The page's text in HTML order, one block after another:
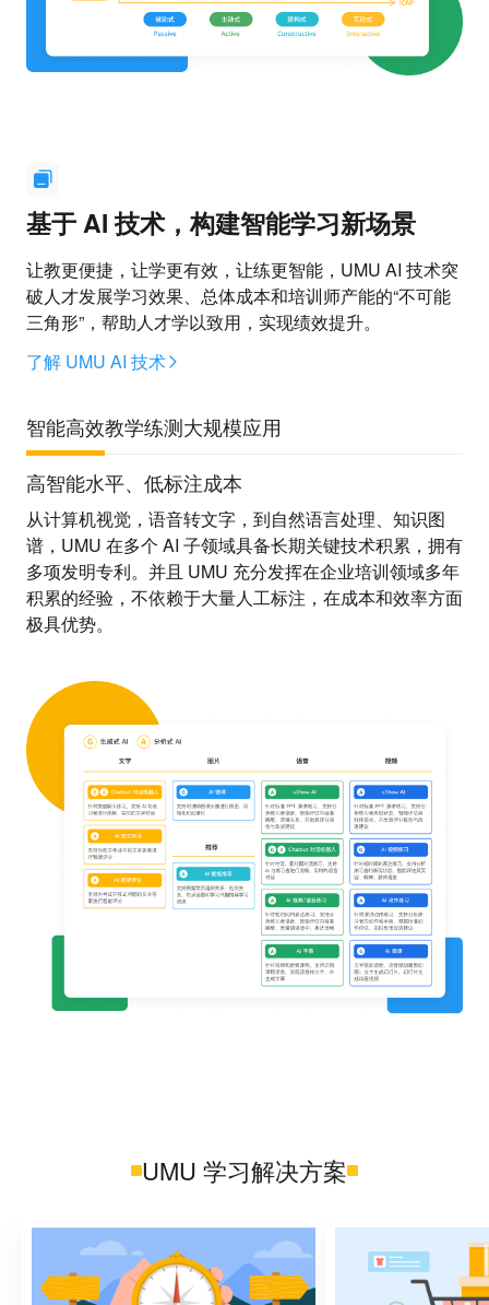
基于 AI 技术，构建智能学习新场景
让教更便捷，让学更有效，让练更智能，UMU AI 技术突
破人才发展学习效果、总体成本和培训师产能的“不可能
三角形”，帮助人才学以致用，实现绩效提升。
了解 UMU AI 技术
智能高效教学练测大规模应用
高智能水平、低标注成本
从计算机视觉，语音转文字，到自然语言处理、知识图
谱，UMU 在多个 AI 子领域具备长期关键技术积累，拥有
多项发明专利。并且 UMU 充分发挥在企业培训领域多年
积累的经验，不依赖于大量人工标注，在成本和效率方面
极具优势。
UMU 学习解决方案